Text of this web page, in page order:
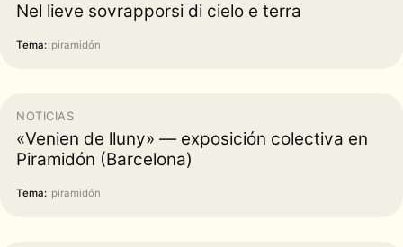
Nel lieve sovrapporsi di cielo e terra
Tema: piramidón
NOTICIAS
«Venien de lluny» — exposición colectiva en
Piramidón (Barcelona)
Tema: piramidón